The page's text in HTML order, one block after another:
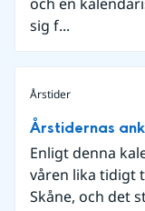
sig f...
Årstider
Årstidernas
Enligt denna
våren lika tidigt
Skåne, och det